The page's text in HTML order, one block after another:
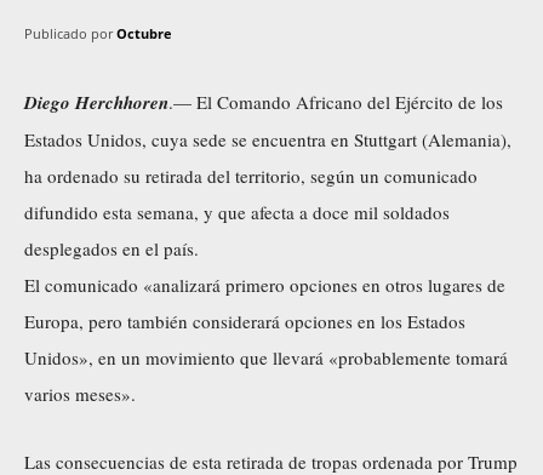
Publicado por Octubre
Diego Herchhoren.— El Comando Africano del Ejército de los
Estados Unidos, cuya sede se encuentra en Stuttgart (Alemania),
ha ordenado su retirada del territorio, según un comunicado
difundido esta semana, y que afecta a doce mil soldados
desplegados en el país.
El comunicado «analizará primero opciones en otros lugares de
Europa, pero también considerará opciones en los Estados
Unidos», en un movimiento que llevará «probablemente tomará
varios meses».
Las consecuencias de esta retirada de tropas ordenada por Trump